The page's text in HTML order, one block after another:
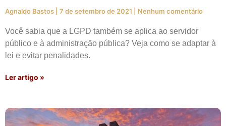
Agnaldo Bastos 7 de setembro de 2021 Nenhum comentário
Você sabia que a LGPD também se aplica ao servidor
público e à administração pública? Veja como se adaptar à
lei e evitar penalidades.
Ler artigo »